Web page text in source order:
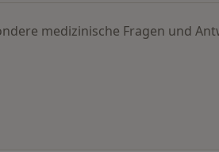
medizinische Fragen und